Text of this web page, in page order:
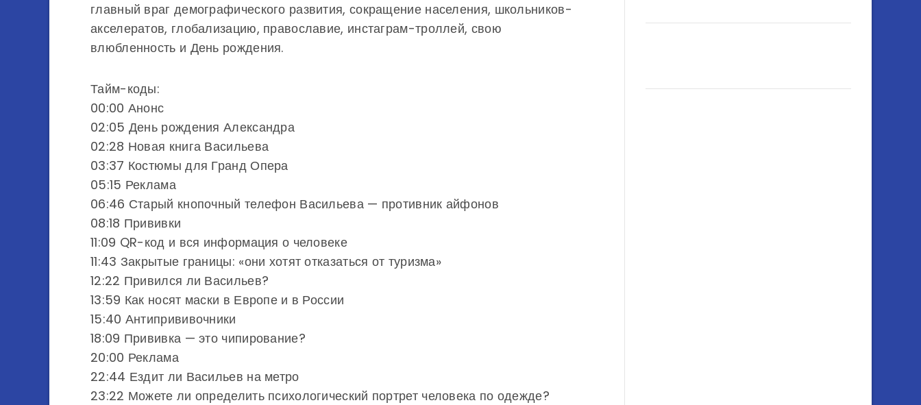
главный враг демографического развития, сокращение населения, школьников-
акселератов, глобализацию, православие, инстаграм-троллей, свою
влюбленность и День рождения.
Тайм-коды:
00:00 Анонс
02:05 День рождения Александра
02:28 Новая книга Васильева
03:37 Костюмы для Гранд Опера
05:15 Реклама
06:46 Старый кнопочный телефон Васильева — противник айфонов
08:18 Прививки
11:09 QR-код и вся информация о человеке
11:43 Закрытые границы: «они хотят отказаться от туризма»
12:22 Привился ли Васильев?
13:59 Как носят маски в Европе и в России
15:40 Антипрививочники
18:09 Прививка — это чипирование?
20:00 Реклама
22:44 Ездит ли Васильев на метро
23:22 Можете ли определить психологический портрет человека по одежде?